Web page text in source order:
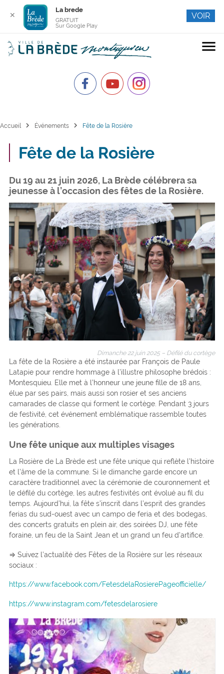
menu
Accueil chevron_right Événements chevron_right Fête de la Rosière
Fête de la Rosière
Du 19 au 21 juin 2026, La Brède célébrera sa
jeunesse à l’occasion des fêtes de la Rosière.
Dimanche 22 juin 2025 – Défilé du cortège
La fête de la Rosière a été instaurée par François de Paule
Latapie pour rendre hommage à l’illustre philosophe brédois :
Montesquieu. Elle met à l’honneur une jeune fille de 18 ans,
élue par ses pairs, mais aussi son rosier et ses anciens
camarades de classe qui forment le cortège. Pendant 3 jours
de festivité, cet événement emblématique rassemble toutes
les générations.
Une fête unique aux multiples visages
La Rosière de La Brède est une fête unique qui reflète l’histoire
et l’âme de la commune. Si le dimanche garde encore un
caractère traditionnel avec la cérémonie de couronnement et
le défilé du cortège, les autres festivités ont évolué au fil du
temps. Aujourd’hui, la fête s’inscrit dans l’esprit des grandes
ferias du sud-ouest avec un campo de feria et des bodegas,
des concerts gratuits en plein air, des soirées DJ, une fête
foraine, un feu de la Saint Jean et un grand un feu d’artifice.
⇒ Suivez l’actualité des Fêtes de la Rosière sur les réseaux
sociaux :
https://www.facebook.com/FetesdelaRosierePageofficielle/
https://www.instagram.com/fetesdelarosiere
✕
La brede
GRATUIT
Sur Google Play
VOIR